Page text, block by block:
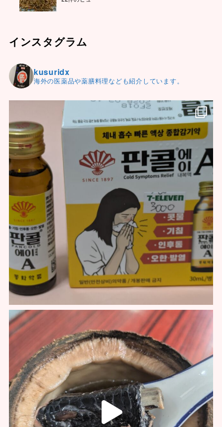
インスタグラム
kusuridx
海外の医薬品や薬膳料理なども紹介しています。